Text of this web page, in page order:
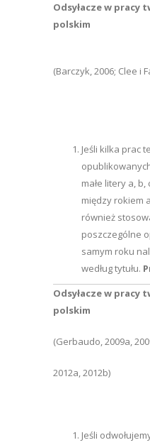
Odsyłacze w pracy
polskim
(Barczyk, 2006; Clee i
Jeśli kilka prac
małe litery a,
między rokiem
również
poszczególne
samym roku
według tytułu.
Odsyłacze w pracy
polskim
(Gerbaudo, 2009a,
2012a, 2012b)
Jeśli